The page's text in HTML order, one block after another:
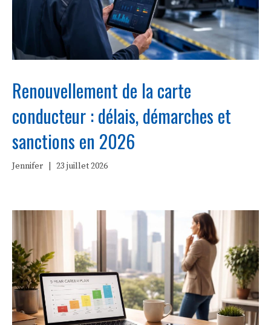
Renouvellement de la carte
conducteur : délais, démarches et
sanctions en 2026
Jennifer 23 juillet 2026